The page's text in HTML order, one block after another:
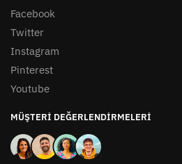
Facebook
Twitter
Instagram
Pinterest
Youtube
MÜŞTERI DEĞERLENDIRMELERI